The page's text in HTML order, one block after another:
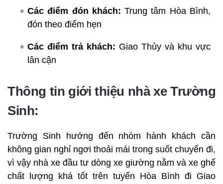
Các điểm đón khách: Trung tâm Hòa Bình,
đón theo điểm hẹn
Các điểm trả khách: Giao Thủy và khu vực
lân cận
Thông tin giới thiệu nhà xe Trường
Sinh:
Trường Sinh hướng đến nhóm hành khách cần
không gian nghỉ ngơi thoải mái trong suốt chuyến đi,
vì vậy nhà xe đầu tư dòng xe giường nằm và xe ghế
chất lượng khá tốt trên tuyến Hòa Bình đi Giao